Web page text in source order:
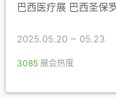
巴西医疗展 巴西圣保
2025.05.20 ~ 05.23
3085 展会热度